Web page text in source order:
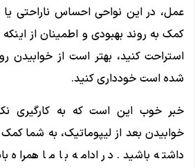
عمل، در این نواحی احساس ناراحتی یا
کمک به روند بهبودی و اطمینان از
استراحت کنید، بهتر است از خوابیدن
شده است خودداری کنید.
خبر خوب این است که به کارگیری
خوابیدن بعد از لیپوماتیک، به شما
داشته باشید. در ادامه با ما همراه